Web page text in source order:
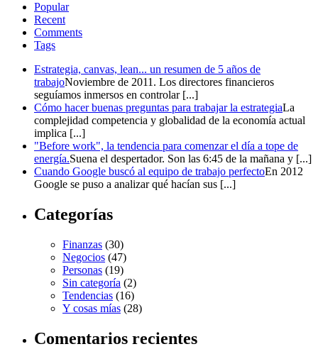
Popular
Recent
Comments
Tags
Estrategia, canvas, lean... un resumen de 5 años de
trabajoNoviembre de 2011. Los directores financieros
seguíamos inmersos en controlar [...]
Cómo hacer buenas preguntas para trabajar la estrategiaLa
complejidad competencia y globalidad de la economía actual
implica [...]
"Before work", la tendencia para comenzar el día a tope de
energía.Suena el despertador. Son las 6:45 de la mañana y [...]
Cuando Google buscó al equipo de trabajo perfectoEn 2012
Google se puso a analizar qué hacían sus [...]
Categorías
Finanzas (30)
Negocios (47)
Personas (19)
Sin categoría (2)
Tendencias (16)
Y cosas mías (28)
Comentarios recientes